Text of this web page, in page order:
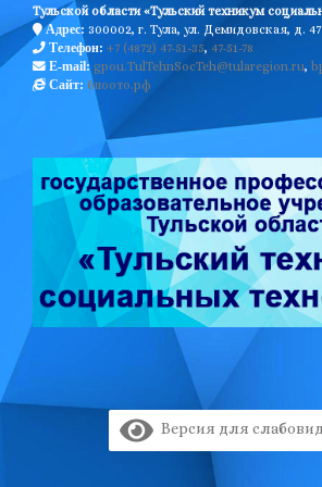
Тульской области «Тульский техникум
Адрес: 300002, г. Тула, ул. Демидовская, д. 47
Телефон: +7 (4872) 47-51-35, 47-51-78
E-mail: gpou.TulTehnSocTeh@tularegion.ru,
Сайт: бпоото.рф
Версия для